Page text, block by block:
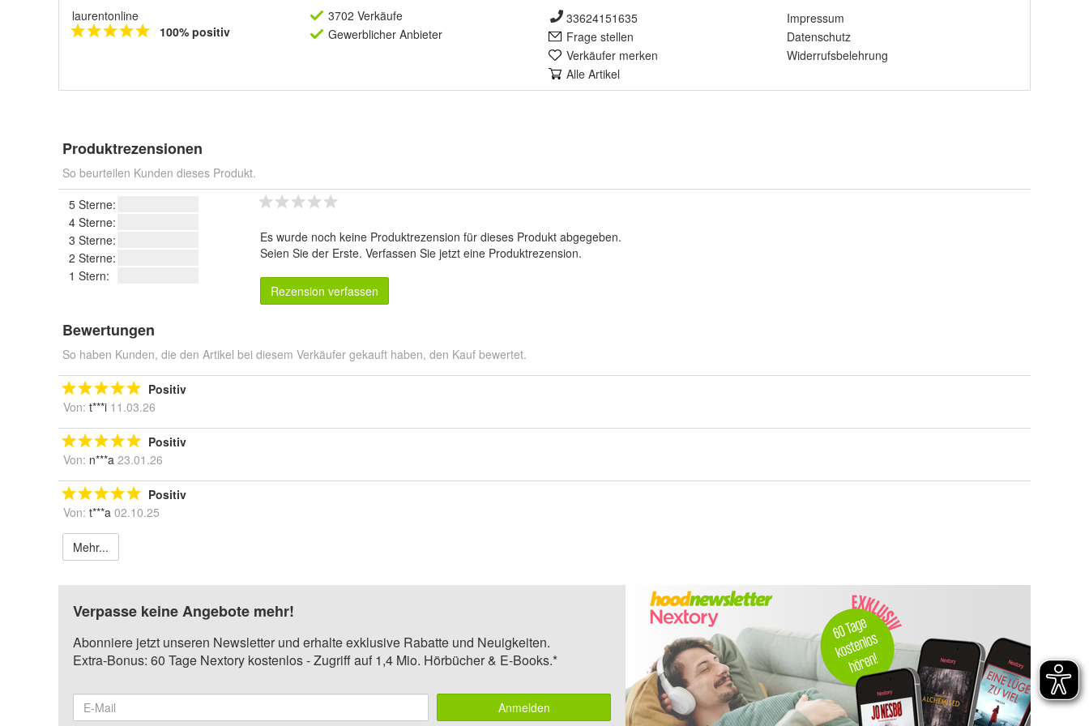
laurentonline
100% positiv
3702 Verkäufe
Gewerblicher Anbieter
33624151635
Frage stellen
Verkäufer merken
Alle Artikel
Impressum
Datenschutz
Widerrufsbelehrung
Produktrezensionen
So beurteilen Kunden dieses Produkt.
5 Sterne:
4 Sterne:
3 Sterne:
2 Sterne:
1 Stern:
Es wurde noch keine Produktrezension für dieses Produkt abgegeben.
Seien Sie der Erste. Verfassen Sie jetzt eine Produktrezension.
Rezension verfassen
Bewertungen
So haben Kunden, die den Artikel bei diesem Verkäufer gekauft haben, den Kauf bewertet.
Positiv
Von: t***i 11.03.26
Positiv
Von: n***a 23.01.26
Positiv
Von: t***a 02.10.25
Mehr...
Verpasse keine Angebote mehr!
Abonniere jetzt unseren Newsletter und erhalte exklusive Rabatte und Neuigkeiten.
Extra-Bonus: 60 Tage Nextory kostenlos - Zugriff auf 1,4 Mio. Hörbücher & E-Books.*
Anmelden